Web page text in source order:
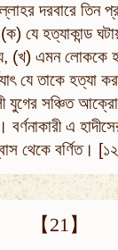
দরবারে তিন
যে হত্যাকান্ড
(খ) এমন লোককে
যে তাকে হত্যা
যুগের সঞ্চিত
এ
থেকে বর্ণিত।
【21】